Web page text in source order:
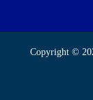
Copyright ©